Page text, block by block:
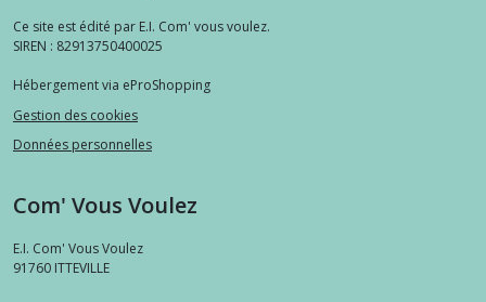
Ce site est édité par E.I. Com' vous voulez.
SIREN : 82913750400025
Hébergement via eProShopping
Gestion des cookies
Données personnelles
Com' Vous Voulez
E.I. Com' Vous Voulez
91760 ITTEVILLE